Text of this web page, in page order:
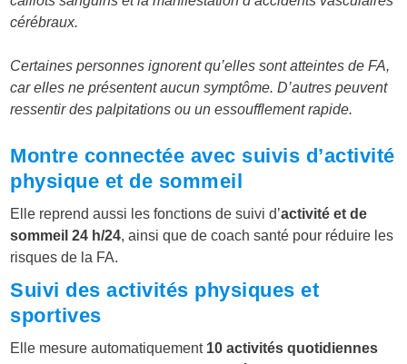
cérébraux.
Certaines personnes ignorent qu’elles sont atteintes de FA,
car elles ne présentent aucun symptôme. D’autres peuvent
ressentir des palpitations ou un essoufflement rapide.
Montre connectée avec suivis d’activité
physique et de sommeil
Elle reprend aussi les fonctions de suivi d’activité et de
sommeil 24 h/24, ainsi que de coach santé pour réduire les
risques de la FA.
Suivi des activités physiques et
sportives
Elle mesure automatiquement 10 activités quotidiennes